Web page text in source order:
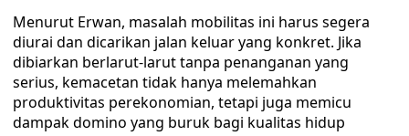
Menurut Erwan, masalah mobilitas ini harus segera
diurai dan dicarikan jalan keluar yang konkret. Jika
dibiarkan berlarut-larut tanpa penanganan yang
serius, kemacetan tidak hanya melemahkan
produktivitas perekonomian, tetapi juga memicu
dampak domino yang buruk bagi kualitas hidup